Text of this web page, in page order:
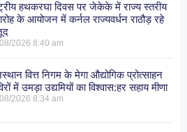
हथकरघा दिवस पर जेकेके में राज्य स्तरीय
के आयोजन में कर्नल राज्यवर्धन राठौड़ रहे
20268:40 am
वित्त निगम के मेगा औद्योगिक प्रोत्साहन
में उमड़ा उद्यमियों का विश्वास:हर सहाय मीणा
20268:34 am